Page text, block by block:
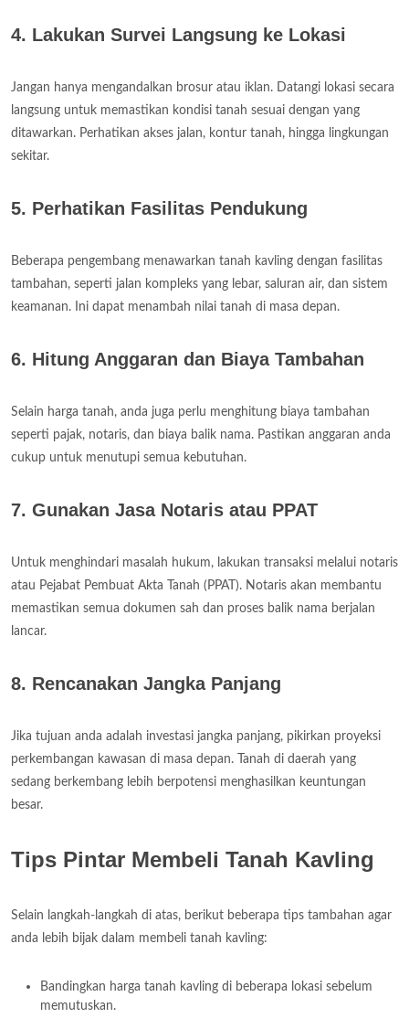
4. Lakukan Survei Langsung ke Lokasi
Jangan hanya mengandalkan brosur atau iklan. Datangi lokasi secara
langsung untuk memastikan kondisi tanah sesuai dengan yang
ditawarkan. Perhatikan akses jalan, kontur tanah, hingga lingkungan
sekitar.
5. Perhatikan Fasilitas Pendukung
Beberapa pengembang menawarkan tanah kavling dengan fasilitas
tambahan, seperti jalan kompleks yang lebar, saluran air, dan sistem
keamanan. Ini dapat menambah nilai tanah di masa depan.
6. Hitung Anggaran dan Biaya Tambahan
Selain harga tanah, anda juga perlu menghitung biaya tambahan
seperti pajak, notaris, dan biaya balik nama. Pastikan anggaran anda
cukup untuk menutupi semua kebutuhan.
7. Gunakan Jasa Notaris atau PPAT
Untuk menghindari masalah hukum, lakukan transaksi melalui notaris
atau Pejabat Pembuat Akta Tanah (PPAT). Notaris akan membantu
memastikan semua dokumen sah dan proses balik nama berjalan
lancar.
8. Rencanakan Jangka Panjang
Jika tujuan anda adalah investasi jangka panjang, pikirkan proyeksi
perkembangan kawasan di masa depan. Tanah di daerah yang
sedang berkembang lebih berpotensi menghasilkan keuntungan
besar.
Tips Pintar Membeli Tanah Kavling
Selain langkah-langkah di atas, berikut beberapa tips tambahan agar
anda lebih bijak dalam membeli tanah kavling:
Bandingkan harga tanah kavling di beberapa lokasi sebelum
memutuskan.